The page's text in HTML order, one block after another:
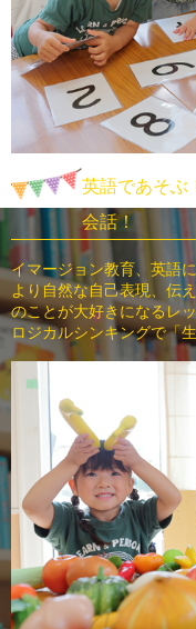
英語であそぶ
会話！
イマージョン教育、英語
より自然な自己表現、 伝
のことが大好きになるレッ
ロジカルシンキングで「